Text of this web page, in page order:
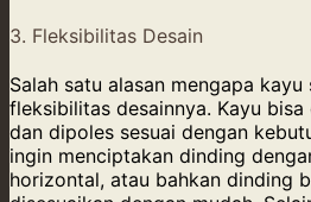
3. Fleksibilitas Desain
Salah satu alasan mengapa
fleksibilitas desainnya. Kayu
dan dipoles sesuai dengan
ingin menciptakan dinding
horizontal, atau bahkan dinding